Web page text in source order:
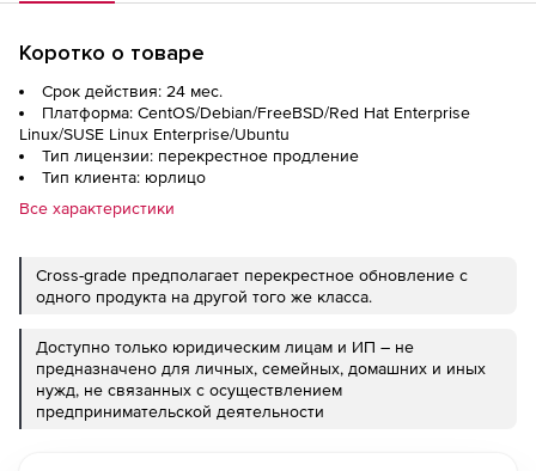
Коротко о товаре
Срок действия: 24 мес.
Платформа: CentOS/Debian/FreeBSD/Red Hat Enterprise
Linux/SUSE Linux Enterprise/Ubuntu
Тип лицензии: перекрестное продление
Тип клиента: юрлицо
Все характеристики
Cross-grade предполагает перекрестное обновление с
одного продукта на другой того же класса.
Доступно только юридическим лицам и ИП – не
предназначено для личных, семейных, домашних и иных
нужд, не связанных с осуществлением
предпринимательской деятельности